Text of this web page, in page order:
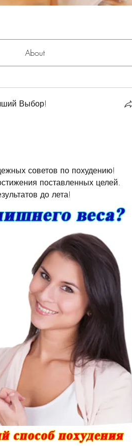
About
Выбор!
советов по похудению!
поставленных целей.
до лета!